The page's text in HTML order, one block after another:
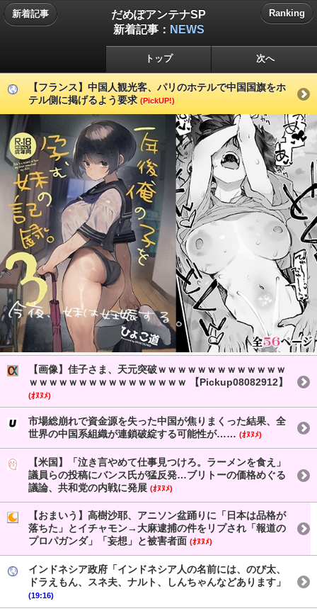
新着記事
だめぽアンテナSP
新着記事： NEWS
Ranking
トップ 次へ
【フランス】中国人観光客、パリのホテルで中国国旗をホ
テル側に掲げるよう要求 (PickUP!)
【画像】佳子さま、天元突破ｗｗｗｗｗｗｗｗｗｗｗｗｗ
ｗｗｗｗｗｗｗｗｗｗｗｗｗｗｗｗ 【Pickup08082912】
(ｵﾇﾇﾒ)
市場総崩れで資金源を失った中国が焦りまくった結果、全
世界の中国系組織が連鎖破綻する可能性が…… (ｵﾇﾇﾒ)
【米国】「泣き言やめて仕事見つけろ。ラーメンを食え」
議員らの投稿にバンス氏が猛反発…ブリトーの価格めぐる
議論、共和党の内戦に発展 (ｵﾇﾇﾒ)
【おまいう】高樹沙耶、アニソン盆踊りに「日本は品格が
落ちた」とイチャモン→大麻逮捕の件をリプされ「報道の
プロパガンダ」「妄想」と被害者面 (ｵﾇﾇﾒ)
インドネシア政府「インドネシア人の名前には、のび太、
ドラえもん、スネ夫、ナルト、しんちゃんなどあります」
(19:16)